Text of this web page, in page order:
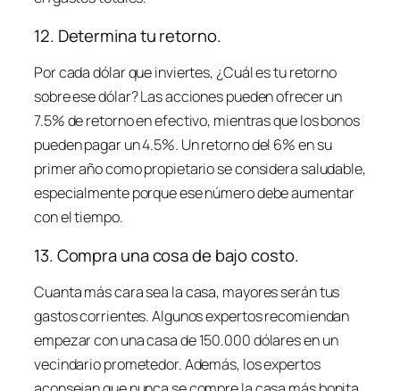
12. Determina tu retorno.
Por cada dólar que inviertes, ¿Cuál es tu retorno
sobre ese dólar? Las acciones pueden ofrecer un
7.5% de retorno en efectivo, mientras que los bonos
pueden pagar un 4.5%. Un retorno del 6% en su
primer año como propietario se considera saludable,
especialmente porque ese número debe aumentar
con el tiempo.
13. Compra una cosa de bajo costo.
Cuanta más cara sea la casa, mayores serán tus
gastos corrientes. Algunos expertos recomiendan
empezar con una casa de 150.000 dólares en un
vecindario prometedor. Además, los expertos